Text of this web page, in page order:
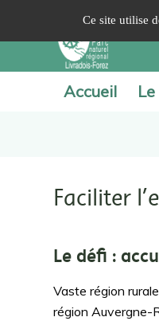
Accueil
Faciliter
Le défi :
Vaste région
région Auvergne-
Ce site utilise